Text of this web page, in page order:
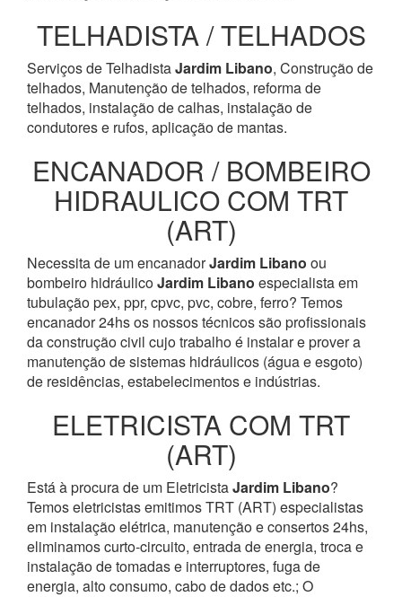
TELHADISTA / TELHADOS
Serviços de TelhadistaJardim Libano, Construção de
telhados, Manutenção de telhados, reforma de
telhados, instalação de calhas, instalação de
condutores e rufos, aplicação de mantas.
ENCANADOR / BOMBEIRO
HIDRAULICO COM TRT
(ART)
Necessita de um encanadorJardim Libano ou
bombeiro hidráulicoJardim Libano especialista em
tubulação pex, ppr, cpvc, pvc, cobre, ferro? Temos
encanador 24hs os nossos técnicos são profissionais
da construção civil cujo trabalho é instalar e prover a
manutenção de sistemas hidráulicos (água e esgoto)
de residências, estabelecimentos e indústrias.
ELETRICISTA COM TRT
(ART)
Está à procura de um EletricistaJardim Libano?
Temos eletricistas emitimos TRT (ART) especialistas
em instalação elétrica, manutenção e consertos 24hs,
eliminamos curto-circuito, entrada de energia, troca e
instalação de tomadas e interruptores, fuga de
energia, alto consumo, cabo de dados etc.; O